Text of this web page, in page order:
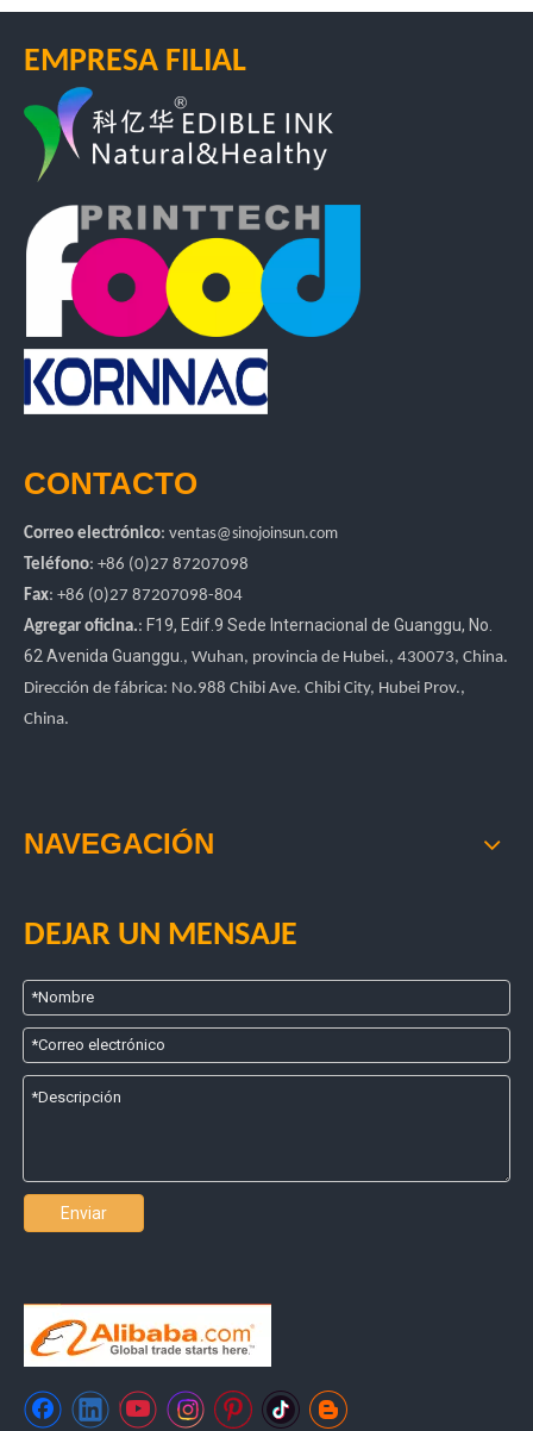
EMPRESA FILIAL
CONTACTO
Correo electrónico: ventas@sinojoinsun.com
Teléfono: +86 (0)27 87207098
Fax: +86 (0)27 87207098-804
Agregar oficina.: F19, Edif.9 Sede Internacional de Guanggu, No.
62 Avenida Guanggu., Wuhan, provincia de Hubei., 430073, China.
Dirección de fábrica: No.988 Chibi Ave. Chibi City, Hubei Prov.,
China.
NAVEGACIÓN
DEJAR UN MENSAJE
Enviar